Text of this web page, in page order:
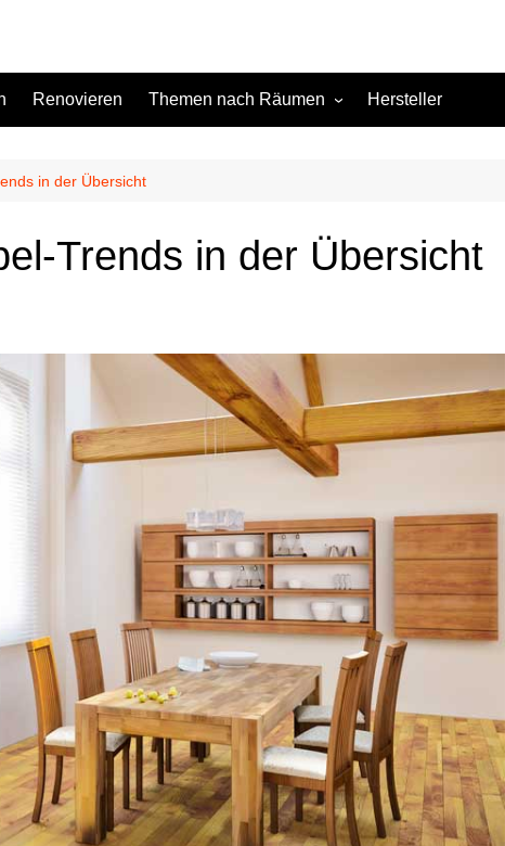
Renovieren Themen nach Räumen
Schlafzimmer
Hersteller
in der Übersicht
Trends in der Übersicht